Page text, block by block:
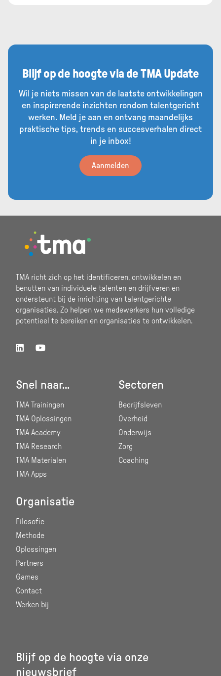
Blijf op de hoogte via de TMA Update
Wil je niets missen van de laatste ontwikkelingen
en inspirerende inzichten rondom talentgericht
werken. Meld je aan en ontvang maandelijks
praktische tips, trends en succesverhalen direct
in je inbox!
Aanmelden
Footer
TMA richt zich op het identificeren, ontwikkelen en
benutten van individuele talenten en drijfveren en
ondersteunt bij de inrichting van talentgerichte
organisaties. Zo helpen we medewerkers hun volledige
potentieel te bereiken en organisaties te ontwikkelen.
Snel naar...
TMA Trainingen
TMA Oplossingen
TMA Academy
TMA Research
TMA Materialen
TMA Apps
Sectoren
Bedrijfsleven
Overheid
Onderwijs
Zorg
Coaching
Organisatie
Filosofie
Methode
Oplossingen
Partners
Games
Contact
Werken bij
Blijf op de hoogte via onze
nieuwsbrief